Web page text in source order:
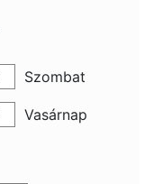
Szombat
Vasárnap